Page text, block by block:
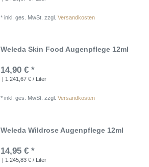
*inkl. ges. MwSt. zzgl.Versandkosten
Weleda Skin Food Augenpflege 12ml
14,90 € *
| 1.241,67 € / Liter
*inkl. ges. MwSt. zzgl.Versandkosten
Weleda Wildrose Augenpflege 12ml
14,95 € *
| 1.245,83 € / Liter